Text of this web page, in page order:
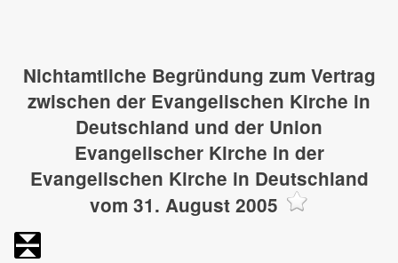
Nichtamtliche Begründung zum Vertrag
zwischen der Evangelischen Kirche in
Deutschland und der Union
Evangelischer Kirche in der
Evangelischen Kirche in Deutschland
vom 31. August 2005